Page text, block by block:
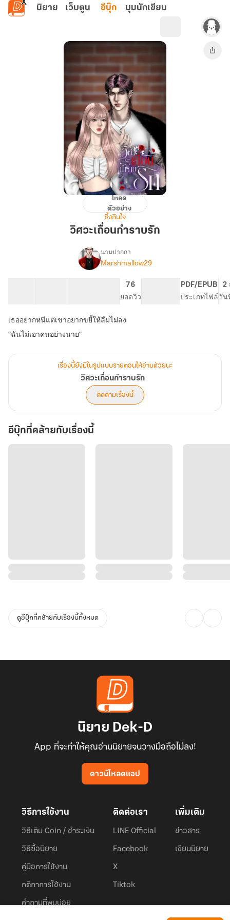
ข้ามไปยังเนื้อหาหลัก
นิยาย เว็บตูน อีบุ๊ก มุมนักเขียน
กำราบ
โหลด
ตัวอย่าง
ซึ้งกินใจ
วิศวะเถื่อนกำราบรัก
เรื่อง
เถื่อน
กำราบ
รัก
นามปากกา
Marshmallow29
76
ยอดวิว
PDF/EPUB
ประเภทไฟล์
2
วัน
เธออยากหนีแต่เขาอยากขยี้ให้ลืมไม่ลง
"ฉันไม่เอาคนอย่างนาย"
เรื่องนี้ยังมีในรูปแบบรายตอนให้อ่านด้วยนะ
วิศวะเถื่อนกำราบรัก
ติดตามเรื่องนี้
อีบุ๊กที่คล้ายกับเรื่องนี้
ดูอีบุ๊กที่คล้ายกับเรื่องนี้ทั้งหมด
นิยาย Dek-D
App ที่จะทำให้คุณอ่านนิยายจนวางมือถือไม่ลง!
ดาวน์โหลดแอป
วิธีการใช้งาน
วิธีเติม Coin / ชำระเงิน
วิธีซื้อนิยาย
คู่มือการใช้งาน
กติกาการใช้งาน
คำถามที่พบบ่อย
ติดต่อเรา
LINE Official
Facebook
X
Tiktok
เพิ่มเติม
ข่าวสาร
เขียนนิยาย